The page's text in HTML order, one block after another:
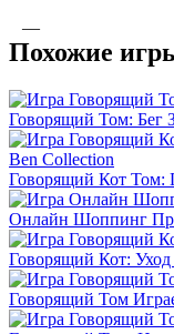
—
Похожие
Говорящий Том: Бег
Говорящий Кот
Онлайн Шоппинг
Говорящий Кот:
Говорящий Том